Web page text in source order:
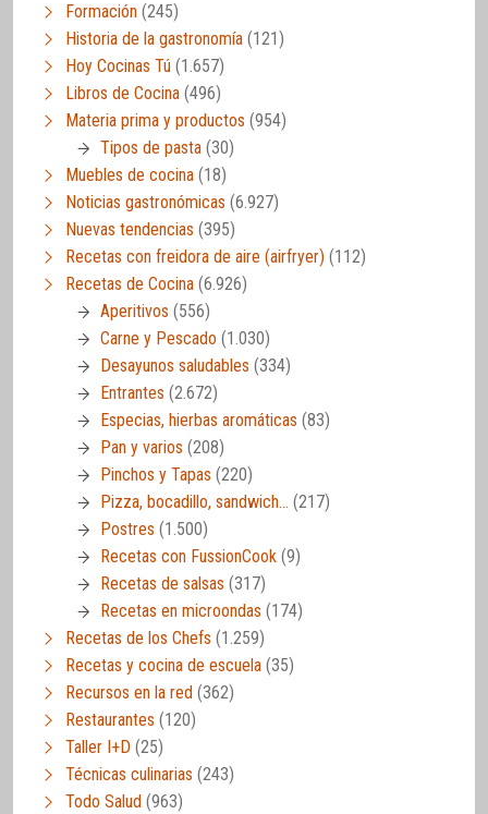
Formación (245)
Historia de la gastronomía (121)
Hoy Cocinas Tú (1.657)
Libros de Cocina (496)
Materia prima y productos (954)
Tipos de pasta (30)
Muebles de cocina (18)
Noticias gastronómicas (6.927)
Nuevas tendencias (395)
Recetas con freidora de aire (airfryer) (112)
Recetas de Cocina (6.926)
Aperitivos (556)
Carne y Pescado (1.030)
Desayunos saludables (334)
Entrantes (2.672)
Especias, hierbas aromáticas (83)
Pan y varios (208)
Pinchos y Tapas (220)
Pizza, bocadillo, sandwich… (217)
Postres (1.500)
Recetas con FussionCook (9)
Recetas de salsas (317)
Recetas en microondas (174)
Recetas de los Chefs (1.259)
Recetas y cocina de escuela (35)
Recursos en la red (362)
Restaurantes (120)
Taller I+D (25)
Técnicas culinarias (243)
Todo Salud (963)